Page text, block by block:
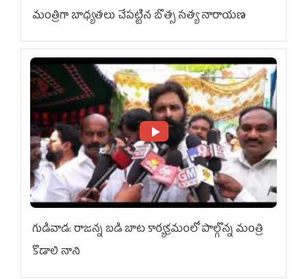
మంత్రిగా బాధ్యతలు చేపట్టిన బొత్స సత్య నారాయణ
గుడివాడ: రాజన్న బడి బాట కార్యక్రమంలో పాల్గొన్న మంత్రి
కొడాలి నాని